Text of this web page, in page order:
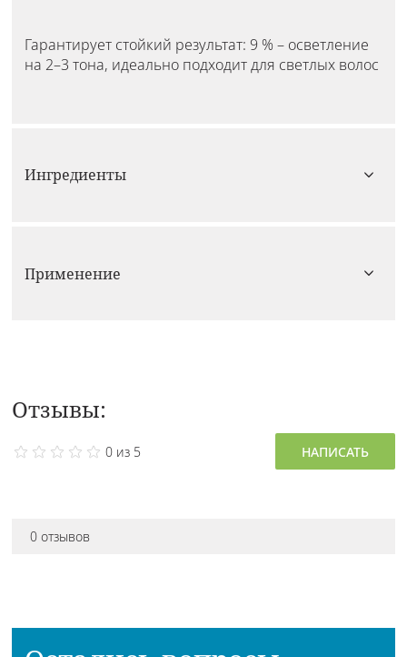
Гарантирует стойкий результат: 9 % – осветление
на 2–3 тона, идеально подходит для светлых волос
Ингредиенты
Применение
Отзывы:
0 из 5 НАПИСАТЬ
0 отзывов